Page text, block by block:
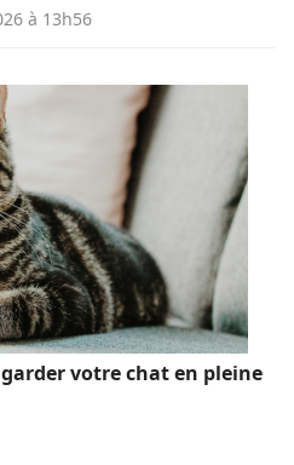
à 13h56
votre chat en pleine